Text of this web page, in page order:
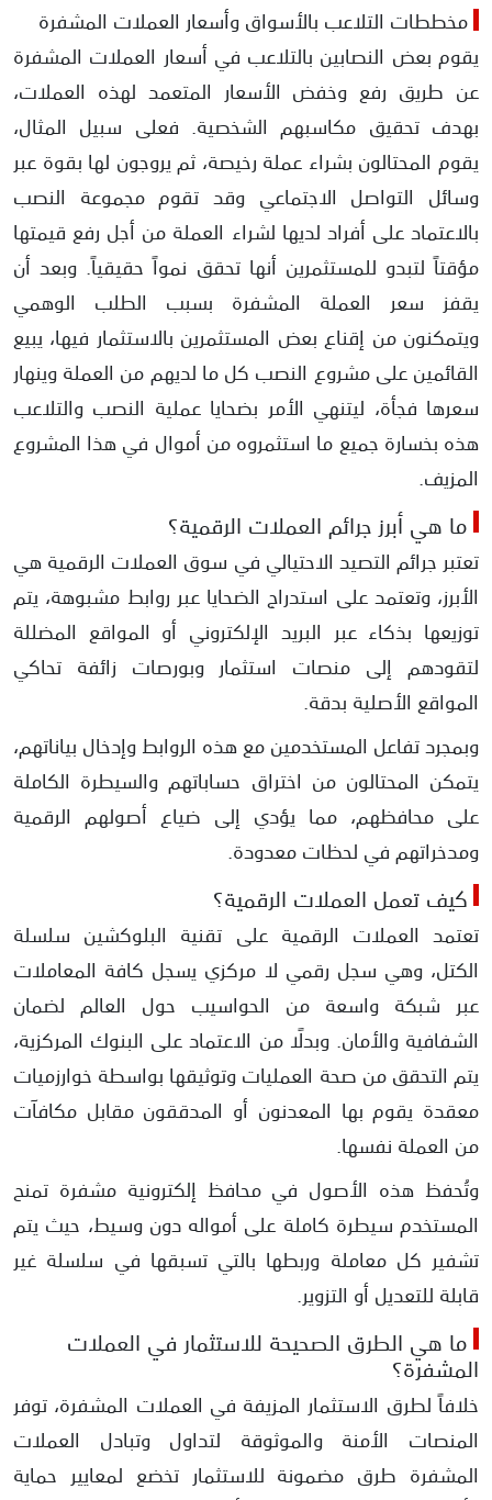
مخططات التلاعب بالأسواق وأسعار العملات المشفرة
يقوم بعض النصابين بالتلاعب في أسعار العملات المشفرة
عن طريق رفع وخفض الأسعار المتعمد لهذه العملات،
بهدف تحقيق مكاسبهم الشخصية. فعلى سبيل المثال،
يقوم المحتالون بشراء عملة رخيصة، ثم يروجون لها بقوة عبر
وسائل التواصل الاجتماعي وقد تقوم مجموعة النصب
بالاعتماد على أفراد لديها لشراء العملة من أجل رفع قيمتها
مؤقتاً لتبدو للمستثمرين أنها تحقق نمواً حقيقياً. وبعد أن
يقفز سعر العملة المشفرة بسبب الطلب الوهمي
ويتمكنون من إقناع بعض المستثمرين بالاستثمار فيها، يبيع
القائمين على مشروع النصب كل ما لديهم من العملة وينهار
سعرها فجأة، ليتنهي الأمر بضحايا عملية النصب والتلاعب
هذه بخسارة جميع ما استثمروه من أموال في هذا المشروع
المزيف.
ما هي أبرز جرائم العملات الرقمية؟
تعتبر جرائم التصيد الاحتيالي في سوق العملات الرقمية هي
الأبرز، وتعتمد على استدراج الضحايا عبر روابط مشبوهة، يتم
توزيعها بذكاء عبر البريد الإلكتروني أو المواقع المضللة
لتقودهم إلى منصات استثمار وبورصات زائفة تحاكي
المواقع الأصلية بدقة.
وبمجرد تفاعل المستخدمين مع هذه الروابط وإدخال بياناتهم،
يتمكن المحتالون من اختراق حساباتهم والسيطرة الكاملة
على محافظهم، مما يؤدي إلى ضياع أصولهم الرقمية
ومدخراتهم في لحظات معدودة.
كيف تعمل العملات الرقمية؟
تعتمد العملات الرقمية على تقنية البلوكشين سلسلة
الكتل، وهي سجل رقمي لا مركزي يسجل كافة المعاملات
عبر شبكة واسعة من الحواسيب حول العالم لضمان
الشفافية والأمان. وبدلًا من الاعتماد على البنوك المركزية،
يتم التحقق من صحة العمليات وتوثيقها بواسطة خوارزميات
معقدة يقوم بها المعدنون أو المدققون مقابل مكافآت
من العملة نفسها.
وتُحفظ هذه الأصول في محافظ إلكترونية مشفرة تمنح
المستخدم سيطرة كاملة على أمواله دون وسيط، حيث يتم
تشفير كل معاملة وربطها بالتي تسبقها في سلسلة غير
قابلة للتعديل أو التزوير.
ما هي الطرق الصحيحة للاستثمار في العملات
المشفرة؟
خلافاً لطرق الاستثمار المزيفة في العملات المشفرة، توفر
المنصات الأمنة والموثوقة لتداول وتبادل العملات
المشفرة طرق مضمونة للاستثمار تخضع لمعايير حماية